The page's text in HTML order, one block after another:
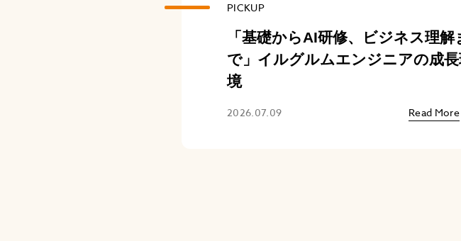
PICKUP
「基礎からAI研修、ビジネス理解
で」イルグルムエンジニアの成
境
2026.07.09 Read More